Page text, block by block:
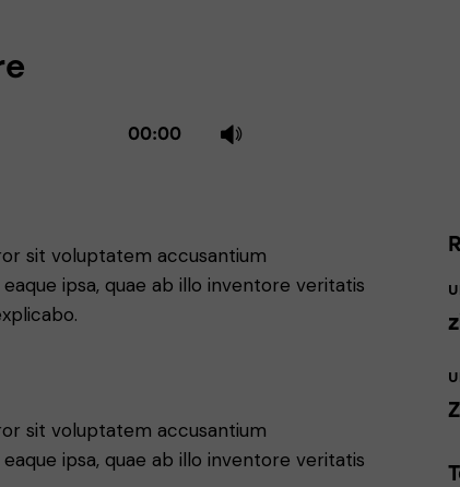
00:00
increase
sit voluptatem accusantium
ipsa, quae ab illo inventore veritatis
sit voluptatem accusantium
ipsa, quae ab illo inventore veritatis